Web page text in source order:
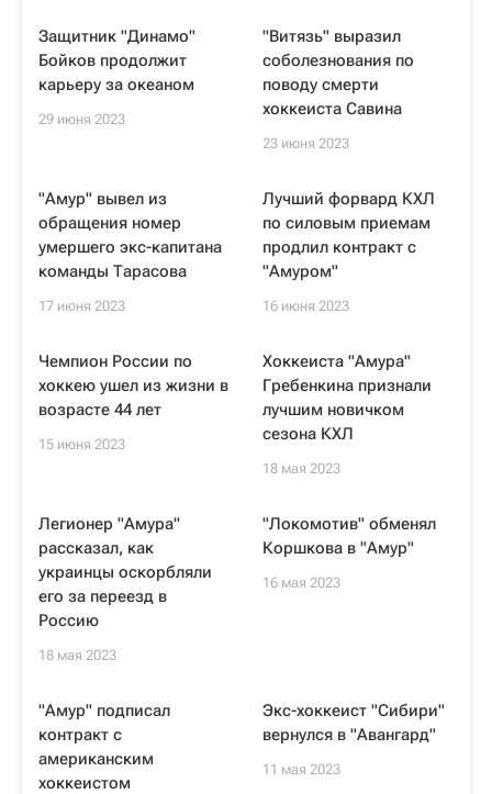
Защитник "Динамо"
Бойков продолжит
карьеру за океаном
29 июня 2023
"Витязь" выразил
соболезнования по
поводу смерти
хоккеиста Савина
23 июня 2023
"Амур" вывел из
обращения номер
умершего экс-капитана
команды Тарасова
17 июня 2023
Лучший форвард КХЛ
по силовым приемам
продлил контракт с
"Амуром"
16 июня 2023
Чемпион России по
хоккею ушел из жизни в
возрасте 44 лет
15 июня 2023
Хоккеиста "Амура"
Гребенкина признали
лучшим новичком
сезона КХЛ
18 мая 2023
Легионер "Амура"
рассказал, как
украинцы оскорбляли
его за переезд в
Россию
18 мая 2023
"Локомотив" обменял
Коршкова в "Амур"
16 мая 2023
"Амур" подписал
контракт с
американским
хоккеистом
Экс-хоккеист "Сибири"
вернулся в "Авангард"
11 мая 2023